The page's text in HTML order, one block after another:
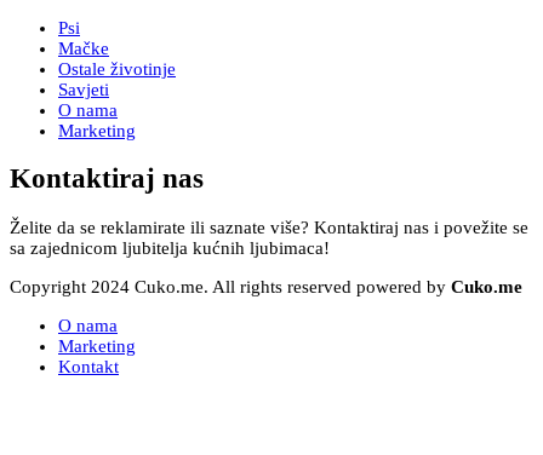
Psi
Mačke
Ostale životinje
Savjeti
O nama
Marketing
Kontaktiraj nas
Želite da se reklamirate ili saznate više? Kontaktiraj nas i povežite se
sa zajednicom ljubitelja kućnih ljubimaca!
Copyright 2024 Cuko.me. All rights reserved powered by Cuko.me
O nama
Marketing
Kontakt